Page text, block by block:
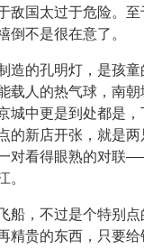
敌国太过于危险。
倒不是很在意了。
造的孔明灯，是孩
载人的热气球，南朝
城中更是到处都是
的新店开张，就是
对看得眼熟的对联
。
船，不过是个特别
精贵的东西，只要给